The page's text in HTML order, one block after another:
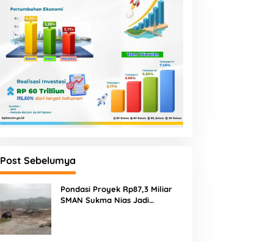
Post Sebelumya
Pondasi Proyek Rp87,3 Miliar
SMAN Sukma Nias Jadi